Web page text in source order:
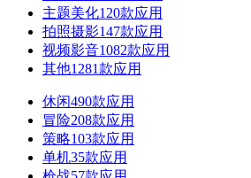
主题美化120款应用
拍照摄影147款应用
视频影音1082款应用
其他1281款应用
休闲490款应用
冒险208款应用
策略103款应用
单机35款应用